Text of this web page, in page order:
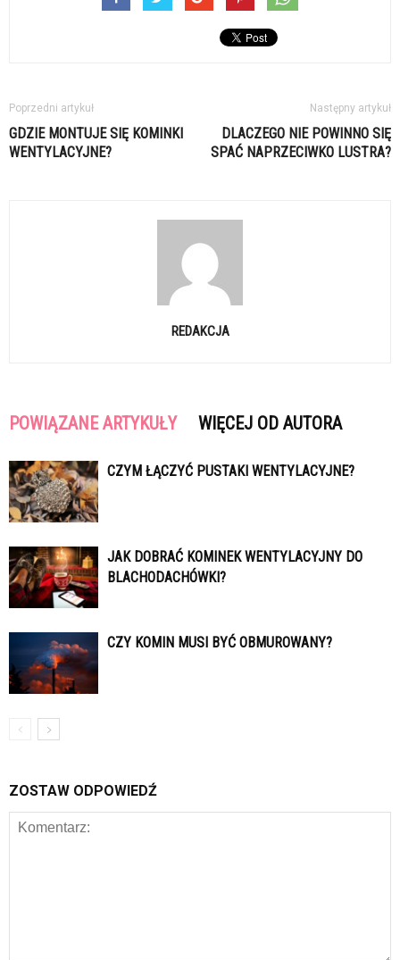
Poprzedni artykuł
GDZIE MONTUJE SIĘ KOMINKI
WENTYLACYJNE?
Następny artykuł
DLACZEGO NIE POWINNO SIĘ
SPAĆ NAPRZECIWKO LUSTRA?
REDAKCJA
POWIĄZANE ARTYKUŁY WIĘCEJ OD AUTORA
CZYM ŁĄCZYĆ PUSTAKI WENTYLACYJNE?
JAK DOBRAĆ KOMINEK WENTYLACYJNY DO
BLACHODACHÓWKI?
CZY KOMIN MUSI BYĆ OBMUROWANY?
ZOSTAW ODPOWIEDŹ